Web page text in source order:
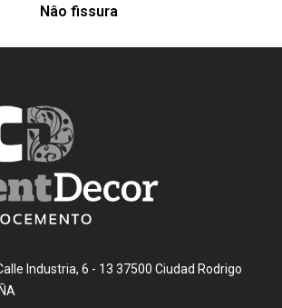
Nâo fissura
Industria, 6 - 13 37500 Ciudad Rodrigo